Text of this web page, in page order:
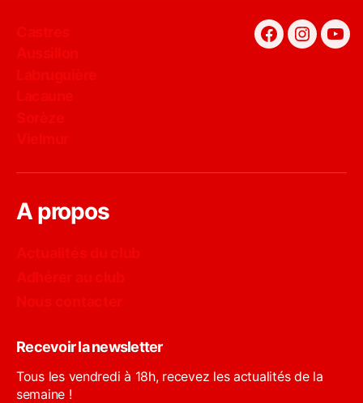
Facebook
A propos
Recevoir la newsletter
Tous les vendredi à 18h, recevez les actualités de la
semaine !